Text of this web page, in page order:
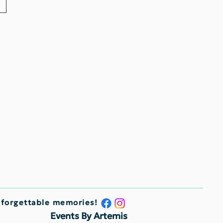
memories!
Events By Artemis